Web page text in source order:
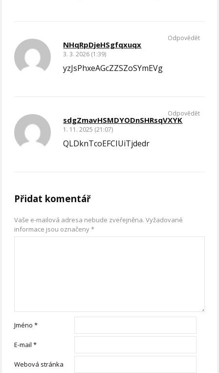
NHqRpDjeHSgfqxuqx
3. 3. 2026 (1:39)
yzJsPhxeAGcZZSZoSYmEVg
Odpovědět
sdgZmavHSMDYODnSHRsqVXYK
1. 11. 2025 (21:07)
QLDknTcoEFCIUiTjdedr
Odpovědět
Přidat komentář
Vaše e-mailová adresa nebude zveřejněna. Vyžadované
informace jsou označeny*
Jméno*
E-mail*
Webová stránka